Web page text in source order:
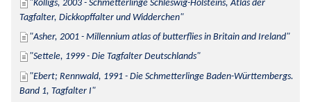
Kolligs, 2003 - Schmetterlinge Schleswig-Holsteins, Atlas der
Tagfalter, Dickkopffalter und Widderchen
Asher, 2001 - Millennium atlas of butterflies in Britain and Ireland
Settele, 1999 - Die Tagfalter Deutschlands
Ebert; Rennwald, 1991 - Die Schmetterlinge Baden-Württembergs.
Band 1, Tagfalter I